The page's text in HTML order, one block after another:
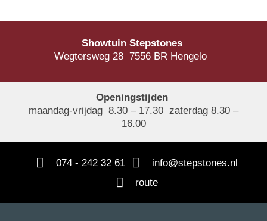
Showtuin Stepstones
Wegtersweg 28 7556 BR Hengelo
Openingstijden
maandag-vrijdag 8.30 – 17.30 zaterdag 8.30 –
16.00
074 - 242 32 61
info@stepstones.nl
route